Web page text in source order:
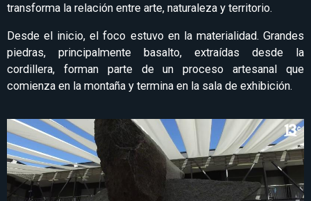
transforma la relación entre arte, naturaleza y territorio.
Desde el inicio, el foco estuvo en la materialidad. Grandes
piedras, principalmente basalto, extraídas desde la
cordillera, forman parte de un proceso artesanal que
comienza en la montaña y termina en la sala de exhibición.